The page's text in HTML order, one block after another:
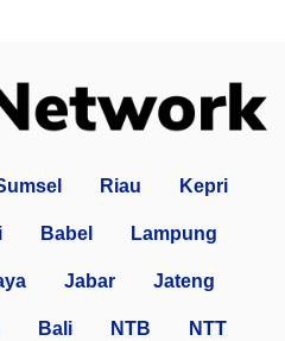
Riau Kepri
Babel Lampung
Jabar Jateng
Bali NTB NTT